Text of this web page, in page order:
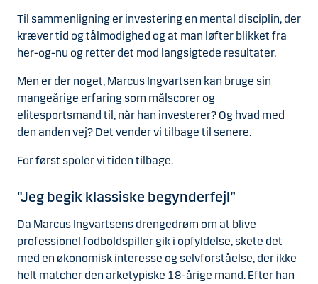
Til sammenligning er investering en mental disciplin, der
kræver tid og tålmodighed og at man løfter blikket fra
her-og-nu og retter det mod langsigtede resultater.
Men er der noget, Marcus Ingvartsen kan bruge sin
mangeårige erfaring som målscorer og
elitesportsmand til, når han investerer? Og hvad med
den anden vej? Det vender vi tilbage til senere.
For først spoler vi tiden tilbage.
"Jeg begik klassiske begynderfejl”
Da Marcus Ingvartsens drengedrøm om at blive
professionel fodboldspiller gik i opfyldelse, skete det
med en økonomisk interesse og selvforståelse, der ikke
helt matcher den arketypiske 18-årige mand. Efter han